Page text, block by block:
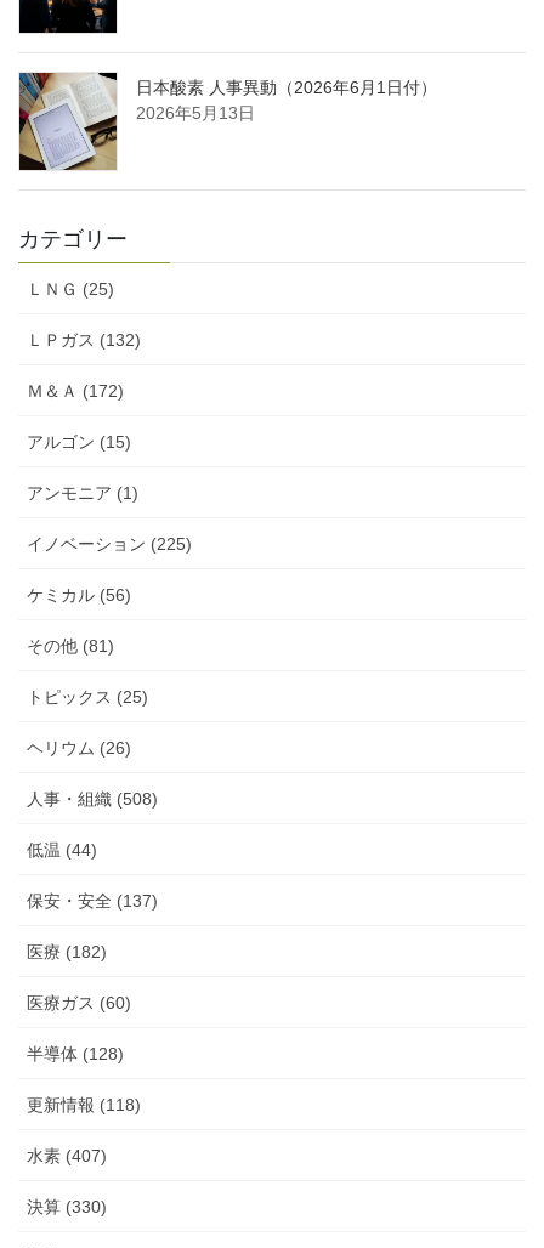
日本酸素 人事異動（2026年6月1日付）
2026年5月13日
カテゴリー
ＬＮＧ (25)
ＬＰガス (132)
Ｍ＆Ａ (172)
アルゴン (15)
アンモニア (1)
イノベーション (225)
ケミカル (56)
その他 (81)
トピックス (25)
ヘリウム (26)
人事・組織 (508)
低温 (44)
保安・安全 (137)
医療 (182)
医療ガス (60)
半導体 (128)
更新情報 (118)
水素 (407)
決算 (330)